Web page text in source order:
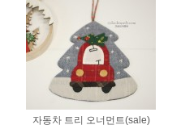
자동차 트리 오너먼트(sale)